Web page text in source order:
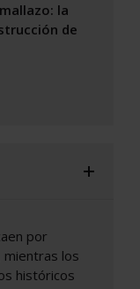
la
de
por
los
históricos